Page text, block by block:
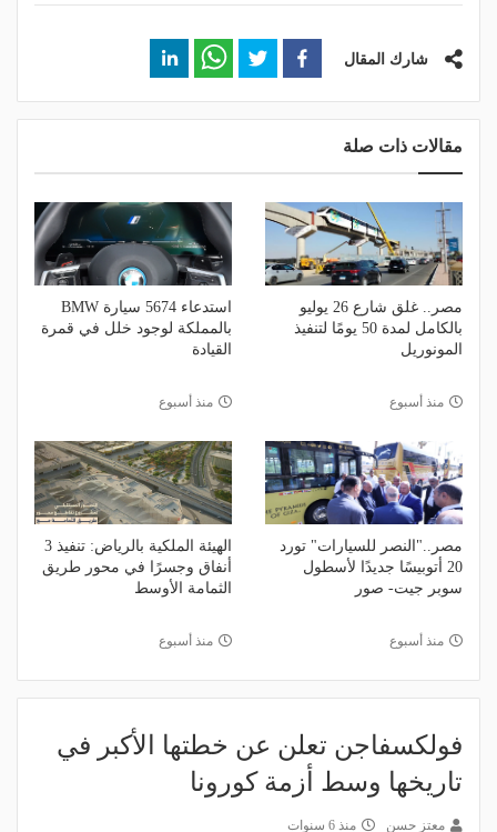
شارك المقال
مقالات ذات صلة
مصر.. غلق شارع 26 يوليو
بالكامل لمدة 50 يومًا لتنفيذ
المونوريل
منذ أسبوع
استدعاء 5674 سيارة BMW
بالمملكة لوجود خلل في قمرة
القيادة
منذ أسبوع
مصر.."النصر للسيارات" تورد
20 أتوبيسًا جديدًا لأسطول
سوبر جيت- صور
منذ أسبوع
الهيئة الملكية بالرياض: تنفيذ 3
أنفاق وجسرًا في محور طريق
الثمامة الأوسط
منذ أسبوع
فولكسفاجن تعلن عن خطتها الأكبر في
تاريخها وسط أزمة كورونا
معتز حسن منذ 6 سنوات